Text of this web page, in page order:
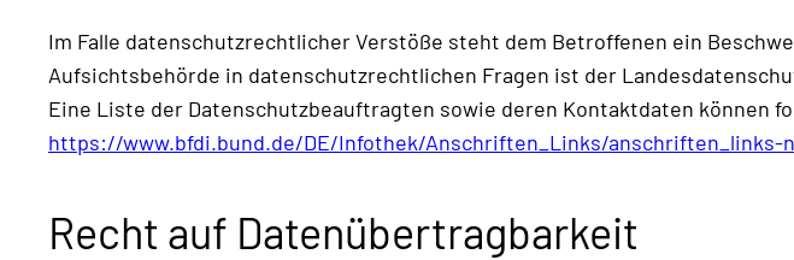
Im Falle datenschutzrechtlicher Verstöße steht dem Betroffenen ein
Aufsichtsbehörde in datenschutzrechtlichen Fragen ist der
Eine Liste der Datenschutzbeauftragten sowie deren Kontaktdaten können
https://www.bfdi.bund.de/DE/Infothek/Anschriften_Links/anschriften_links-
Recht auf Datenübertragbarkeit